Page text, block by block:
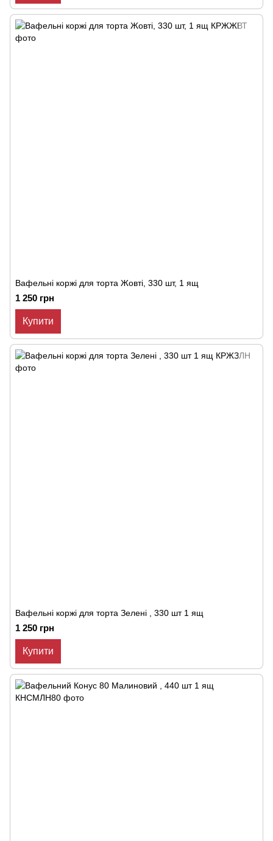
Вафельні коржі для торта Жовті, 330 шт, 1 ящ
1 250 грн
Купити
Вафельні коржі для торта Зелені , 330 шт 1 ящ
1 250 грн
Купити